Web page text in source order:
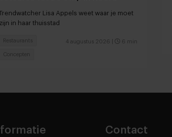
Lisa Appels weet waar je moet
zijn in haar thuisstad
4 augustus 2026 6 min
Restaurants
Concepten
Contact